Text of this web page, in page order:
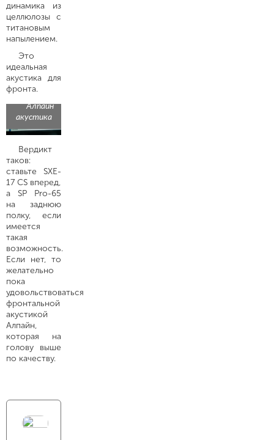
динамика из
целлюлозы с
титановым
напылением.
Это
идеальная
акустика для
фронта.
Алпайн
акустика
Вердикт
таков:
ставьте SXE-
17 CS вперед,
а SP Pro-65
на заднюю
полку, если
имеется
такая
возможность.
Если нет, то
желательно
пока
удовольствоваться
фронтальной
акустикой
Алпайн,
которая на
голову выше
по качеству.